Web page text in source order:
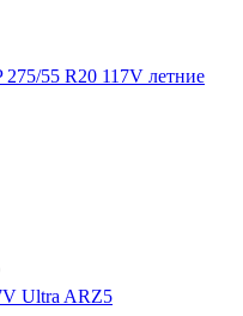
55 R20 117V летние